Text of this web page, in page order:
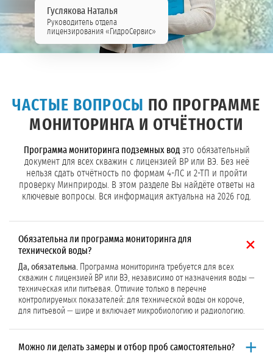
Гуслякова Наталья
Руководитель отдела
лицензирования «ГидроСервис»
ЧАСТЫЕ ВОПРОСЫ
ПО ПРОГРАММЕ
МОНИТОРИНГА И ОТЧЁТНОСТИ
Программа мониторинга подземных водэто обязательный
документ для всех скважин с лицензией ВР или ВЭ. Без неё
нельзя сдать отчётность по формам 4-ЛС и 2-ТП и пройти
проверку Минприроды. В этом разделе Вы найдёте ответы на
ключевые вопросы. Вся информация актуальна на 2026 год.
Обязательна ли программа мониторинга для
технической воды?
Да, обязательна. Программа мониторинга требуется для всех
скважин с лицензией ВР или ВЭ, независимо от назначения воды —
техническая или питьевая. Отличие только в перечне
контролируемых показателей: для технической воды он короче,
для питьевой — шире и включает микробиологию и радиологию.
Можно ли делать замеры и отбор проб самостоятельно?